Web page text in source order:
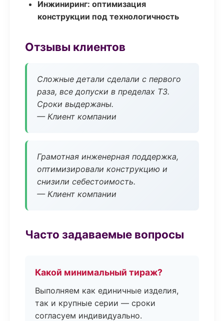
Инжиниринг: оптимизация
конструкции под технологичность
Отзывы клиентов
Сложные детали сделали с первого
раза, все допуски в пределах ТЗ.
Сроки выдержаны.
— Клиент компании
Грамотная инженерная поддержка,
оптимизировали конструкцию и
снизили себестоимость.
— Клиент компании
Часто задаваемые вопросы
Какой минимальный тираж?
Выполняем как единичные изделия,
так и крупные серии — сроки
согласуем индивидуально.